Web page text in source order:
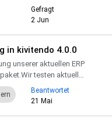
Morgen Festiva...
Gefragt
2 Jun
in kivitendo 4.0.0
unserer aktuellen ERP
testen aktuell
von neuer...
Beantwortet
21 Mai